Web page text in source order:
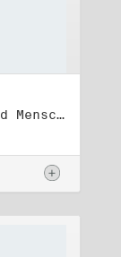
Titel: Initiative Frieden und Menschenrechte (1)